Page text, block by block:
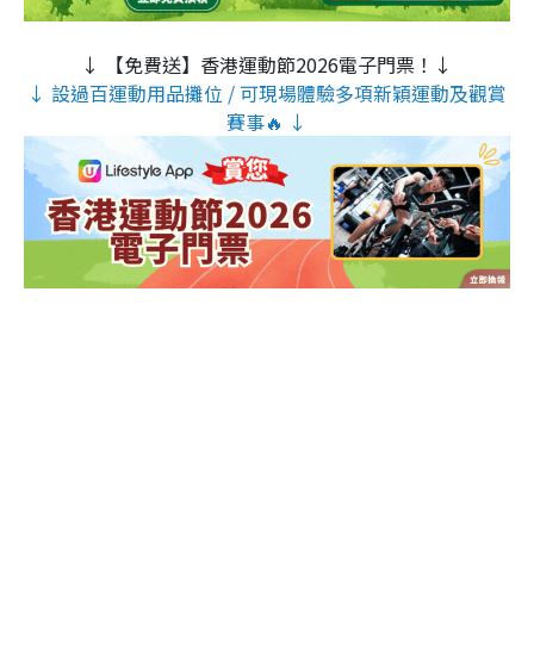
↓ 【免費送】香港運動節2026電子門票！↓
↓ 設過百運動用品攤位 / 可現場體驗多項新穎運動及觀賞
賽事🔥 ↓